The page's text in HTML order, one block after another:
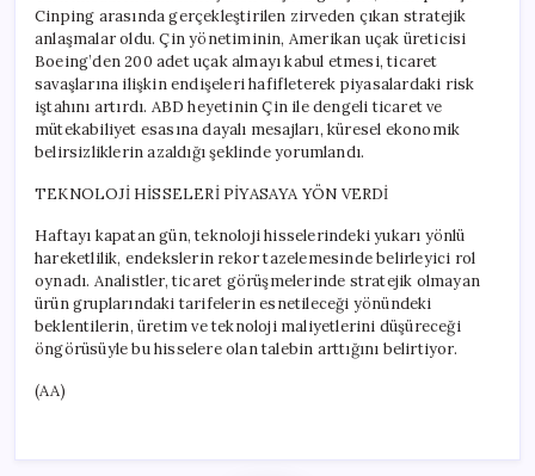
Cinping arasında gerçekleştirilen zirveden çıkan stratejik
anlaşmalar oldu. Çin yönetiminin, Amerikan uçak üreticisi
Boeing’den 200 adet uçak almayı kabul etmesi, ticaret
savaşlarına ilişkin endişeleri hafifleterek piyasalardaki risk
iştahını artırdı. ABD heyetinin Çin ile dengeli ticaret ve
mütekabiliyet esasına dayalı mesajları, küresel ekonomik
belirsizliklerin azaldığı şeklinde yorumlandı.
TEKNOLOJİ HİSSELERİ PİYASAYA YÖN VERDİ
Haftayı kapatan gün, teknoloji hisselerindeki yukarı yönlü
hareketlilik, endekslerin rekor tazelemesinde belirleyici rol
oynadı. Analistler, ticaret görüşmelerinde stratejik olmayan
ürün gruplarındaki tarifelerin esnetileceği yönündeki
beklentilerin, üretim ve teknoloji maliyetlerini düşüreceği
öngörüsüyle bu hisselere olan talebin arttığını belirtiyor.
(AA)